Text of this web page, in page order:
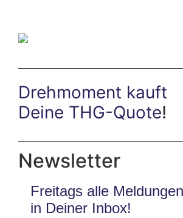
Drehmoment kauft
Deine THG-Quote!
Newsletter
Freitags alle Meldungen
in Deiner Inbox!